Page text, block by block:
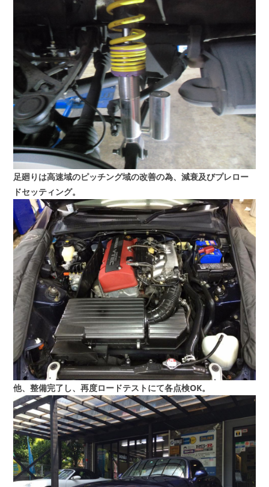
足廻りは高速域のピッチング域の改善の為、減衰及びプレロー
ドセッティング。
他、整備完了し、再度ロードテストにて各点検OK。